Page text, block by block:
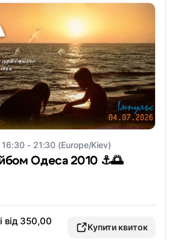
- 21:30 (Europe/Kiev)
Одеса 2010 ⚓️🌅
від 350,00
Купити квиток